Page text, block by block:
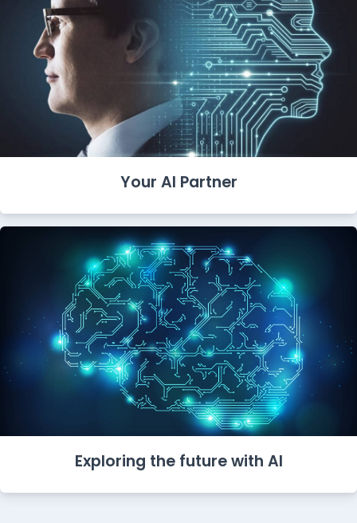
Your AI Partner
Exploring the future with AI